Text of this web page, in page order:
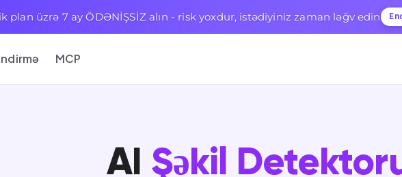
plan üzrə 7 ay ÖDƏNİŞSİZ alın - risk yoxdur, istədiyiniz zaman ləğv edin
MCP
AI Şəkil